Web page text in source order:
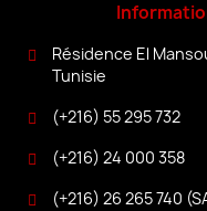
Résidence El
Tunisie
(+216) 55 295 732
(+216) 24 000 358
(+216) 26 265 740